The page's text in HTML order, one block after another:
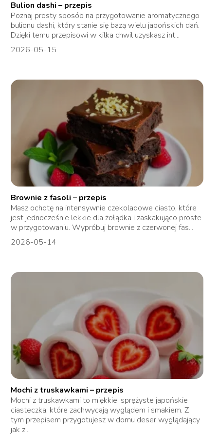
Bulion dashi – przepis
Poznaj prosty sposób na przygotowanie aromatycznego
bulionu dashi, który stanie się bazą wielu japońskich dań.
Dzięki temu przepisowi w kilka chwil uzyskasz int...
2026-05-15
Brownie z fasoli – przepis
Masz ochotę na intensywnie czekoladowe ciasto, które
jest jednocześnie lekkie dla żołądka i zaskakująco proste
w przygotowaniu. Wypróbuj brownie z czerwonej fas...
2026-05-14
Mochi z truskawkami – przepis
Mochi z truskawkami to miękkie, sprężyste japońskie
ciasteczka, które zachwycają wyglądem i smakiem. Z
tym przepisem przygotujesz w domu deser wyglądający
jak z...